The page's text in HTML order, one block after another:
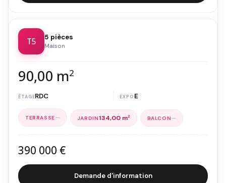
T5 5 pièces
Maison
90,00 m2
RDC E
— 134,00 m2 —
390 000 €
Demande d'information